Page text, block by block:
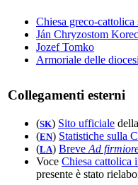
Chiesa greco-cattolica
Ján Chryzostom Korec
Jozef Tomko
Armoriale delle
Collegamenti esterni
(SK) Sito ufficiale
(EN) Statistiche sulla
(LA) Breve Ad
Voce Chiesa cattolica
presente è stato